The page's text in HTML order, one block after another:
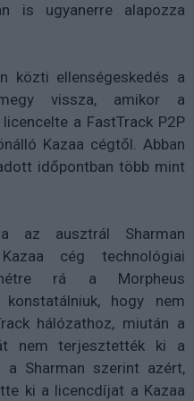
is ugyanerre alapozza
közti ellenségeskedés a
vissza, amikor a
a FastTrack P2P
Kazaa cégtől. Abban
időpontban több mint
az ausztrál Sharman
cég technológiai
rá a Morpheus
hogy nem
hálózathoz, miután a
nem terjesztették ki a
a Sharman szerint azért,
ki a licencdíjat a Kazaa